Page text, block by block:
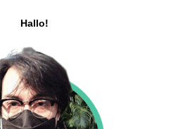
Hallo!